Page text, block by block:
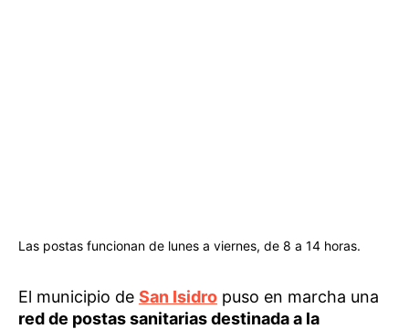
Las postas funcionan de lunes a viernes, de 8 a 14 horas.
El municipio de San Isidro puso en marcha una
red de postas sanitarias destinada a la